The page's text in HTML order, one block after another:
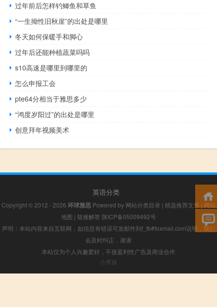
过年前后怎样钓鲫鱼和草鱼
“一生拗性旧秋崖”的出处是哪里
冬天如何保暖手和脚心
过年后还能种植蔬菜吗吗
s10高速是哪里到哪里的
怎么申报工会
pte64分相当于雅思多少
“鸿度岁阳过”的出处是哪里
创意拜年视频美术
英语分类
Copyright © 2012 - 2026 环球雅思 Powered by 网站分类目录 | 精选推荐文章 | 网站
地图 | 疑难解答 陕ICP备05009492号
声明：本站内容来自互联网，如信息有错误可发邮件到f_fb#foxmail.com说明，我们
会及时纠正，谢谢
本站仅为个人兴趣爱好，不接盈利性广告及商业合作
小男孩